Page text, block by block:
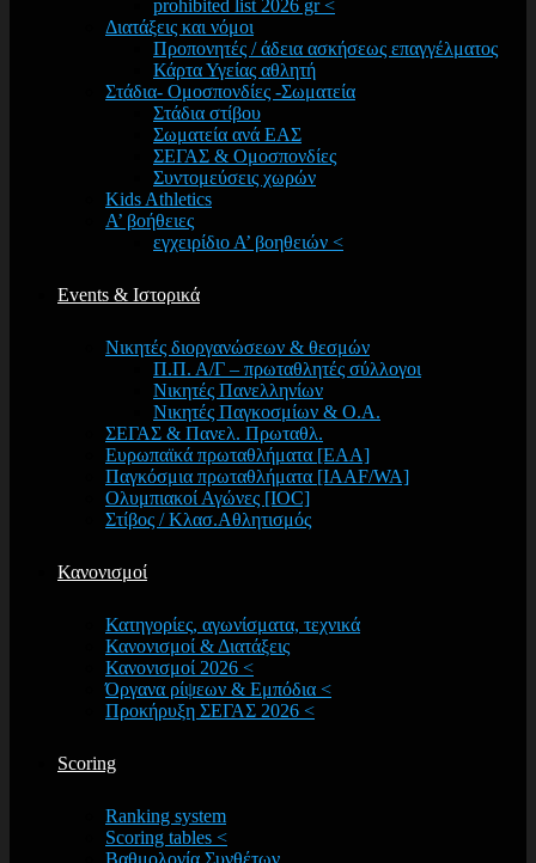
prohibited list 2026 gr <
Διατάξεις και νόμοι
Προπονητές / άδεια ασκήσεως επαγγέλματος
Κάρτα Υγείας αθλητή
Στάδια- Ομοσπονδίες -Σωματεία
Στάδια στίβου
Σωματεία ανά ΕΑΣ
ΣΕΓΑΣ & Ομοσπονδίες
Συντομεύσεις χωρών
Kids Athletics
Α’ βοήθειες
εγχειρίδιο Α’ βοηθειών <
Events & Ιστορικά
Νικητές διοργανώσεων & θεσμών
Π.Π. Α/Γ – πρωταθλητές σύλλογοι
Νικητές Πανελληνίων
Νικητές Παγκοσμίων & Ο.Α.
ΣΕΓΑΣ & Πανελ. Πρωταθλ.
Ευρωπαϊκά πρωταθλήματα [EAA]
Παγκόσμια πρωταθλήματα [IAAF/WA]
Ολυμπιακοί Αγώνες [IOC]
Στίβος / Κλασ.Αθλητισμός
Κανονισμοί
Κατηγορίες, αγωνίσματα, τεχνικά
Κανονισμοί & Διατάξεις
Κανονισμοί 2026 <
Όργανα ρίψεων & Εμπόδια <
Προκήρυξη ΣΕΓΑΣ 2026 <
Scoring
Ranking system
Scoring tables <
Βαθμολογία Συνθέτων